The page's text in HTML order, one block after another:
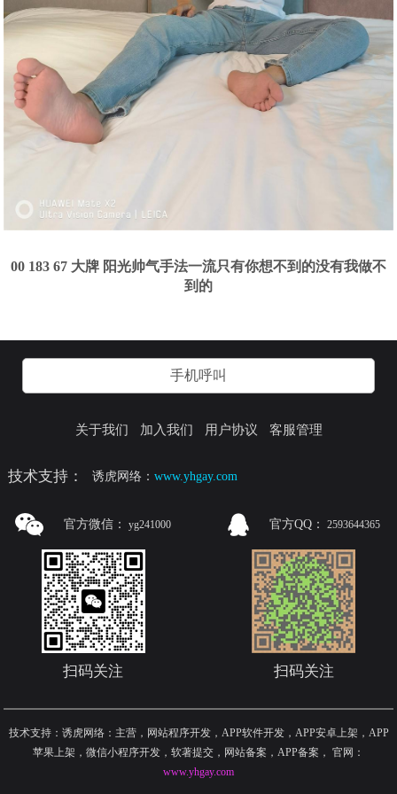
00 183 67 大牌 阳光帅气手法一流只有你想不到的没有我做不
到的
手机呼叫
关于我们 加入我们 用户协议 客服管理
技术支持： 诱虎网络：www.yhgay.com
官方微信： yg241000
扫码关注
官方QQ： 2593644365
扫码关注
技术支持：诱虎网络：主营，网站程序开发，APP软件开发，APP安卓上架，APP
苹果上架，微信小程序开发，软著提交，网站备案，APP备案 ， 官网：
www.yhgay.com